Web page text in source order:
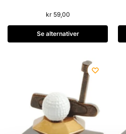
kr59,00
Se alternativer